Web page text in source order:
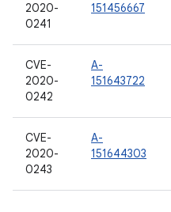
2020-
0241
151456667
CVE-
2020-
0242
A-
151643722
CVE-
2020-
0243
A-
151644303